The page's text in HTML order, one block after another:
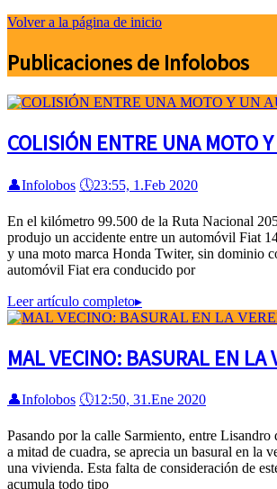
Volver a la página de inicio
Publicaciones de Infolobos
COLISIÓN ENTRE UNA MOTO
👤Infolobos 🕔23:55, 1.Feb 2020
En el kilómetro 99.500 de la Ruta Nacional
produjo un accidente entre un automóvil Fiat
y una moto marca Honda Twiter, sin dominio
automóvil Fiat era conducido por
Leer artículo completo▸
MAL VECINO: BASURAL EN LA
👤Infolobos 🕔12:50, 31.Ene 2020
Pasando por la calle Sarmiento, entre Lisandro
a mitad de cuadra, se aprecia un basural en la
una vivienda. Esta falta de consideración de
acumula todo tipo